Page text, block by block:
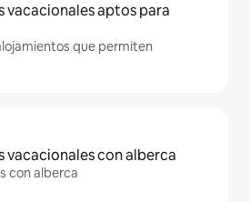
vacacionales aptos para
que permiten
vacacionales con alberca
con alberca